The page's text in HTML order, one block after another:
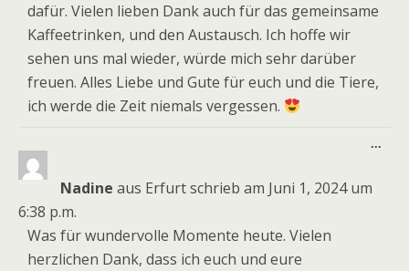
dafür. Vielen lieben Dank auch für das gemeinsame
Kaffeetrinken, und den Austausch. Ich hoffe wir
sehen uns mal wieder, würde mich sehr darüber
freuen. Alles Liebe und Gute für euch und die Tiere,
ich werde die Zeit niemals vergessen.
Nadine aus Erfurtschrieb am Juni 1, 2024 um
6:38 p.m.
Was für wundervolle Momente heute. Vielen
herzlichen Dank, dass ich euch und eure
...